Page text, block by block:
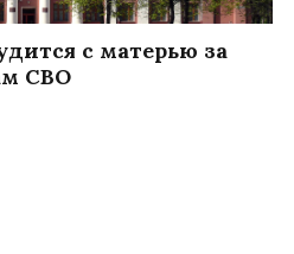
с матерью за
СВО